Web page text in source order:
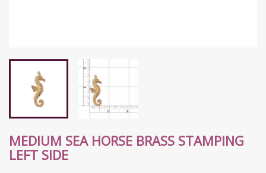
MEDIUM SEA HORSE BRASS STAMPING
LEFT SIDE